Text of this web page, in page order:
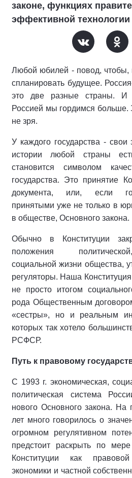
законе, функциях
эффективной технологии
Любой юбилей - повод,
спланировать будущее.
это две разные страны. И
Россией мы гордимся больше.
не зря.
У каждого государства -
истории любой страны
становится символом
государства. Это принятие
документа, или, если
принятыми уже не только в
в обществе, Основного закона.
Обычно в Конституции
положения
социальной жизни общества,
регуляторы. Наша
не просто итогом
рода Общественным
«сестры», но и реальным
которых так хотело
РСФСР.
Путь к правовому
С 1993 г. экономическая,
политическая система
нового Основного закона. На
лет много говорилось о
огромном регулятивном
предстоит раскрыть по
Конституции как
экономики и частной